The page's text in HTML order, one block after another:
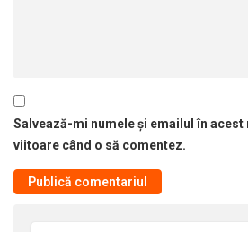
Salvează-mi numele și emailul în
viitoare când o să comentez.